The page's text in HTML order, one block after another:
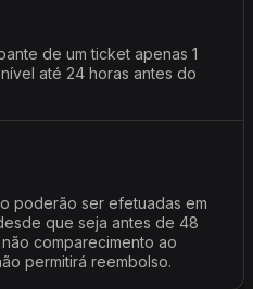
de um ticket apenas 1
até 24 horas antes do
poderão ser efetuadas em
que seja antes de 48
comparecimento ao
permitirá reembolso.